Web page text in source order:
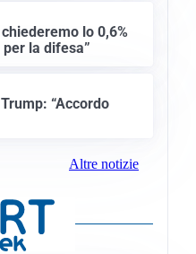
lo 0,6%
per la difesa”
“Accordo
Altre notizie